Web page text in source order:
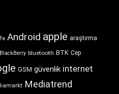
Android apple araştırma
BlackBerry bluetooth BTK Cep
GSM güvenlik internet
Mediatrend